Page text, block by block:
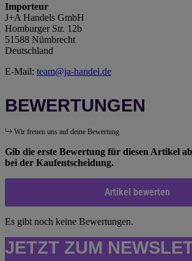
Importeur
J+A Handels GmbH
Homburger Str. 12b
51588 Nümbrecht
Deutschland
E-Mail: team@ja-handel.de
BEWERTUNGEN
Wir freuen uns auf deine Bewertung
Gib die erste Bewertung für diesen Artikel
bei der Kaufentscheidung.
Artikel bewerten
Es gibt noch keine Bewertungen.
JETZT ZUM